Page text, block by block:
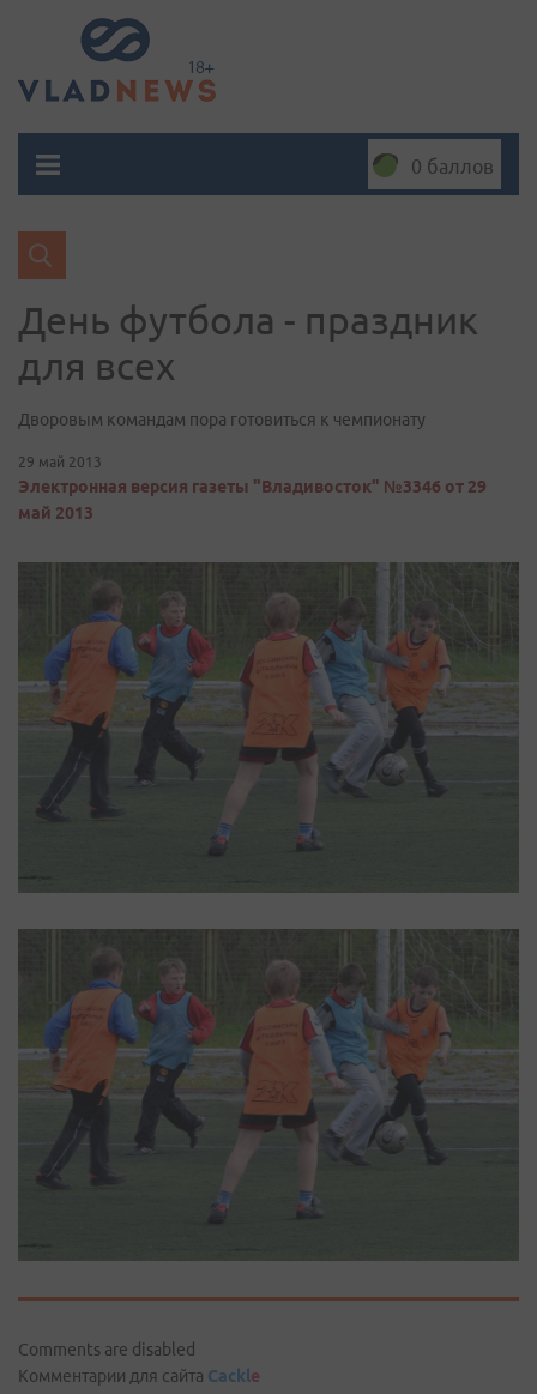
0 баллов
День футбола - праздник
для всех
Дворовым командам пора готовиться к чемпионату
29 май 2013
Электронная версия газеты "Владивосток" №3346 от 29
май 2013
Comments are disabled
Комментарии для сайта Cackle